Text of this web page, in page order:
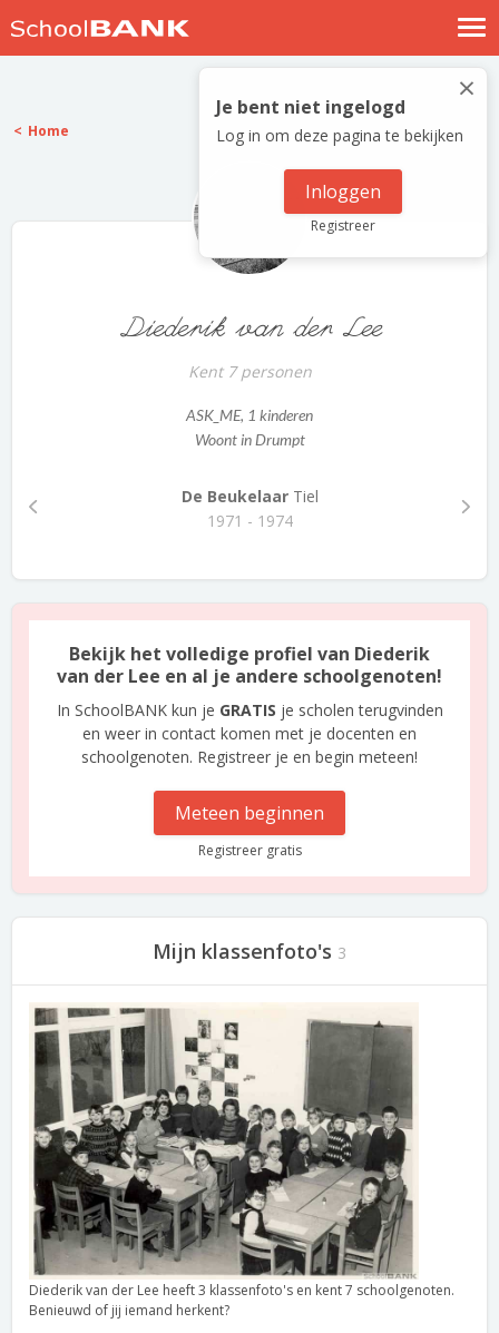
Nostalgische verhalen
Log in
Meld je gratis aan
×
Je bent niet ingelogd
Log in om deze pagina te bekijken
Inloggen
Registreer
Home
Diederik van der Lee
Kent 7 personen
ASK_ME, 1 kinderen
Woont in Drumpt
De BeukelaarTiel
1971 - 1974
Bekijk het volledige profiel van Diederik
van der Lee en al je andere schoolgenoten!
In SchoolBANK kun je GRATIS je scholen terugvinden
en weer in contact komen met je docenten en
schoolgenoten. Registreer je en begin meteen!
Meteen beginnen
Registreer gratis
Mijn klassenfoto's 3
Diederik van der Lee heeft 3 klassenfoto's en kent 7 schoolgenoten.
Benieuwd of jij iemand herkent?